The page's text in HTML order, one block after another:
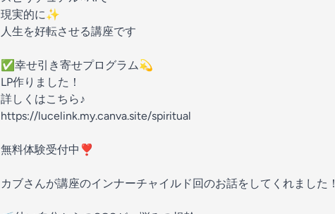
現実的に✨
人生を好転させる講座です
✅️幸せ引き寄せプログラム💫
LP作りました！
詳しくはこちら♪
https://lucelink.my.canva.site/spiritual
無料体験受付中❣️
カブさんが講座のインナーチャイルド回のお話をしてくれました！